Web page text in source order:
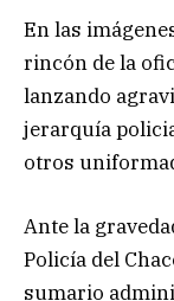
En las
rincón de la
lanzando
jerarquía
otros
Ante la
Policía del
sumario